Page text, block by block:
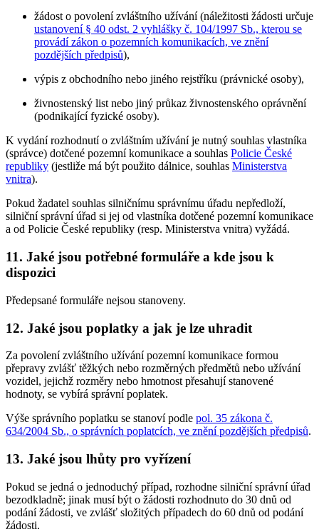
žádost o povolení zvláštního užívání (náležitosti žádosti určuje
ustanovení § 40 odst. 2 vyhlášky č. 104/1997 Sb., kterou se
provádí zákon o pozemních komunikacích, ve znění
pozdějších předpisů),
výpis z obchodního nebo jiného rejstříku (právnické osoby),
živnostenský list nebo jiný průkaz živnostenského oprávnění
(podnikající fyzické osoby).
K vydání rozhodnutí o zvláštním užívání je nutný souhlas vlastníka
(správce) dotčené pozemní komunikace a souhlas Policie České
republiky (jestliže má být použito dálnice, souhlas Ministerstva
vnitra).
Pokud žadatel souhlas silničnímu správnímu úřadu nepředloží,
silniční správní úřad si jej od vlastníka dotčené pozemní komunikace
a od Policie České republiky (resp. Ministerstva vnitra) vyžádá.
11. Jaké jsou potřebné formuláře a kde jsou k
dispozici
Předepsané formuláře nejsou stanoveny.
12. Jaké jsou poplatky a jak je lze uhradit
Za povolení zvláštního užívání pozemní komunikace formou
přepravy zvlášť těžkých nebo rozměrných předmětů nebo užívání
vozidel, jejichž rozměry nebo hmotnost přesahují stanovené
hodnoty, se vybírá správní poplatek.
Výše správního poplatku se stanoví podle pol. 35 zákona č.
634/2004 Sb., o správních poplatcích, ve znění pozdějších předpisů.
13. Jaké jsou lhůty pro vyřízení
Pokud se jedná o jednoduchý případ, rozhodne silniční správní úřad
bezodkladně; jinak musí být o žádosti rozhodnuto do 30 dnů od
podání žádosti, ve zvlášť složitých případech do 60 dnů od podání
žádosti.